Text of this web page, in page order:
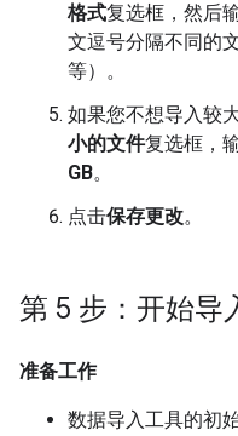
格式复选框，然后
文逗号分隔不同的
等）。
如果您不想导入较
小的文件复选框，
GB。
点击保存更改。
第 5 步：开始导
准备工作
数据导入工具的初